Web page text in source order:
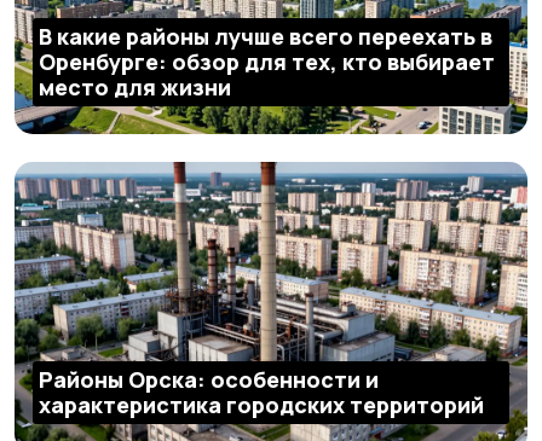
В какие районы лучше всего переехать в
Оренбурге: обзор для тех, кто выбирает
место для жизни
Районы Орска: особенности и
характеристика городских территорий